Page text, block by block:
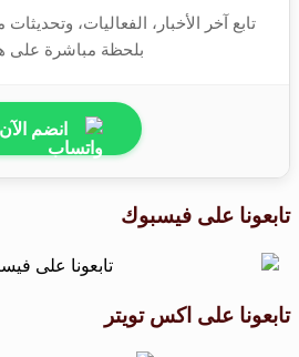
تابع آخر الأخبار، الفعاليات،
بلحظة مباشرة على
انضم الآن
تابعونا على فيسبوك
تابعونا على اكس تويتر